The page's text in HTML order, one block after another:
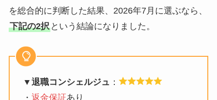
を総合的に判断した結果、2026年7月に選ぶなら、
下記の2択という結論になりました。
▼退職コンシェルジュ ：
・ 返金保証あり